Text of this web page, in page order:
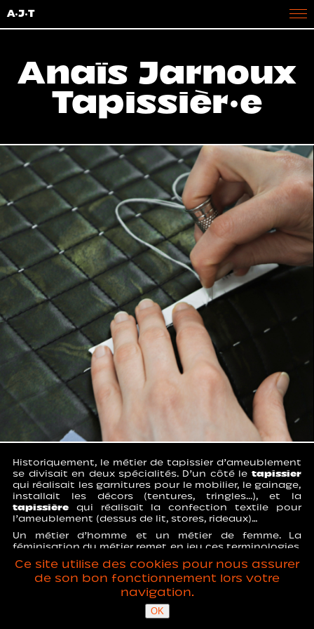
A·J·T
Anaïs Jarnoux
Tapissièr·e
Historiquement, le métier de tapissier d’ameublement
se divisait en deux spécialités. D’un côté le tapissier
qui réalisait les garnitures pour le mobilier, le gainage,
installait les décors (tentures, tringles...), et la
tapissièrequi réalisait la confection textile pour
l’ameublement (dessus de lit, stores, rideaux)…
Un métier d’homme et un métier de femme. La
féminisation du métier remet en jeu ces terminologies.
l’ensemble des métiers de tapisserie d’ameublement.
©ANAÏS JARNOUX 2025
Ce site utilise des cookies pour nous assurer
de son bon fonctionnement lors votre
navigation.
OK